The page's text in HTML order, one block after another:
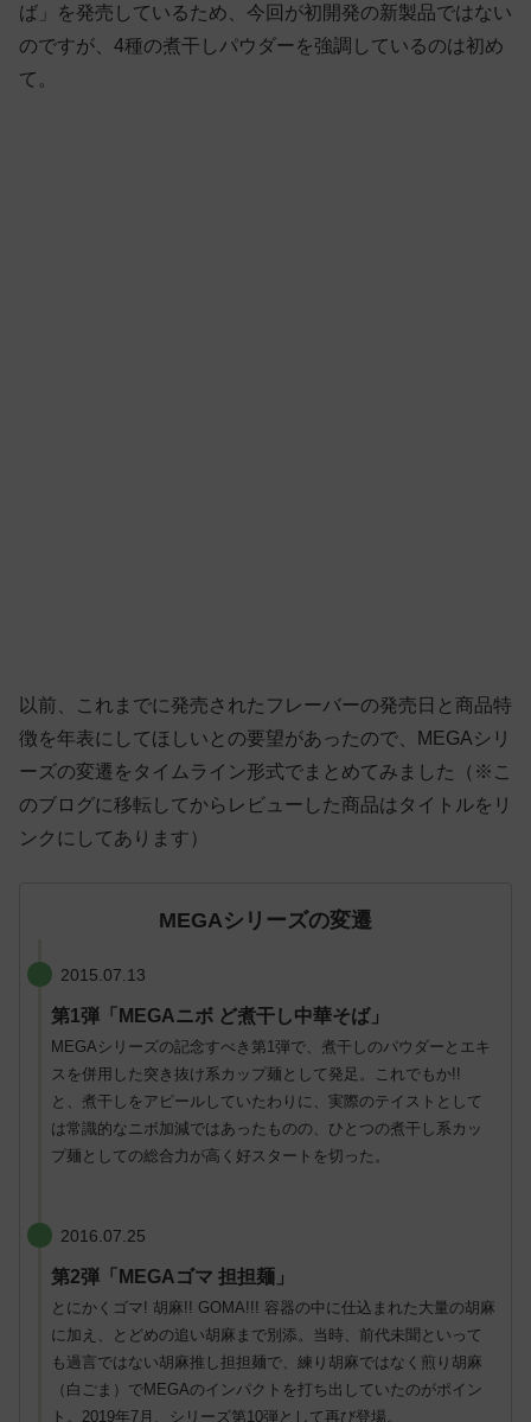
ば」を発売しているため、今回が初開発の新製品ではない
のですが、4種の煮干しパウダーを強調しているのは初め
て。
以前、これまでに発売されたフレーバーの発売日と商品特
徴を年表にしてほしいとの要望があったので、MEGAシリ
ーズの変遷をタイムライン形式でまとめてみました（※こ
のブログに移転してからレビューした商品はタイトルをリ
ンクにしてあります）
MEGAシリーズの変遷
2015.07.13
第1弾「MEGAニボ ど煮干し中華そば」
MEGAシリーズの記念すべき第1弾で、煮干しのパウダーとエキ
スを併用した突き抜け系カップ麺として発足。これでもか!!
と、煮干しをアピールしていたわりに、実際のテイストとして
は常識的なニボ加減ではあったものの、ひとつの煮干し系カッ
プ麺としての総合力が高く好スタートを切った。
2016.07.25
第2弾「MEGAゴマ 担担麺」
とにかくゴマ! 胡麻!! GOMA!!! 容器の中に仕込まれた大量の胡麻
に加え、とどめの追い胡麻まで別添。当時、前代未聞といって
も過言ではない胡麻推し担担麺で、練り胡麻ではなく煎り胡麻
（白ごま）でMEGAのインパクトを打ち出していたのがポイン
ト。2019年7月、シリーズ第10弾として再び登場。